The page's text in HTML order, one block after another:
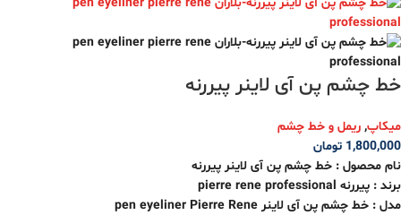
خط چشم پن آی لاینر پیررنه
میکاپ, ریمل و خط چشم
1,800,000 تومان
نام محصول : خط چشم پن آی لاینر پیررنه
برند : پیررنه pierre rene professional
مدل : خط چشم پن آی لاینر pen eyeliner Pierre Rene